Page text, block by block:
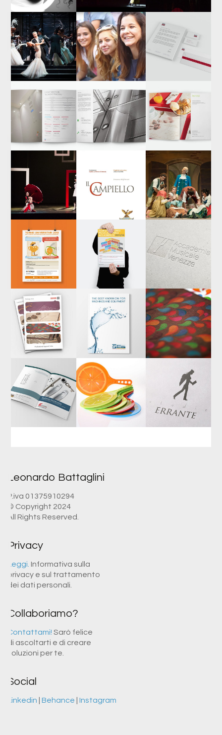
Leonardo Battaglini
P.iva 01375910294
© Copyright 2024
All Rights Reserved.
Privacy
Leggi. Informativa sulla
privacy e sul trattamento
dei dati personali.
Collaboriamo?
Contattami! Sarò felice
di ascoltarti e di creare
soluzioni per te.
Social
Linkedin Behance Instagram